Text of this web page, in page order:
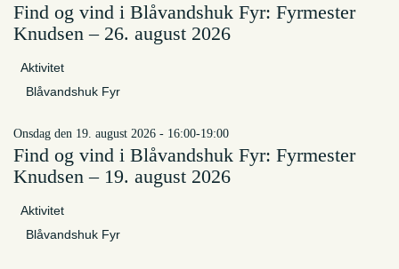
Find og vind i Blåvandshuk Fyr: Fyrmester
Knudsen – 26. august 2026
Aktivitet
Blåvandshuk Fyr
onsdag den 19. august 2026 - 16:00-19:00
Find og vind i Blåvandshuk Fyr: Fyrmester
Knudsen – 19. august 2026
Aktivitet
Blåvandshuk Fyr